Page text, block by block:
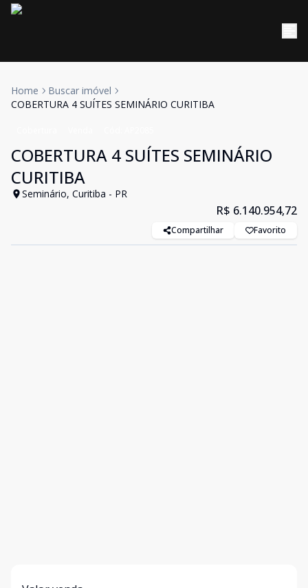
Home
Buscar imóvel
COBERTURA 4 SUÍTES SEMINÁRIO CURITIBA
COBERTURA 4 SUÍTES SEMINÁRIO
CURITIBA
Seminário, Curitiba - PR
R$ 6.140.954,72
Compartilhar Favorito